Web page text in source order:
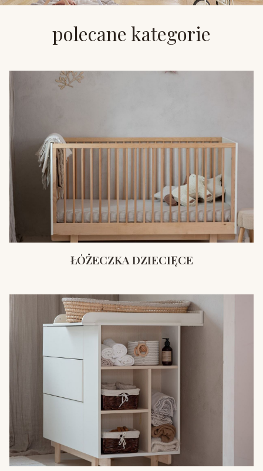
polecane kategorie
ŁÓŻECZKA DZIECIĘCE